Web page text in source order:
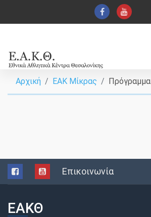
Αρχική ΕΑΚ Μίκρας Πρόγραμμα
Επικοινωνία
ΕΑΚΘ